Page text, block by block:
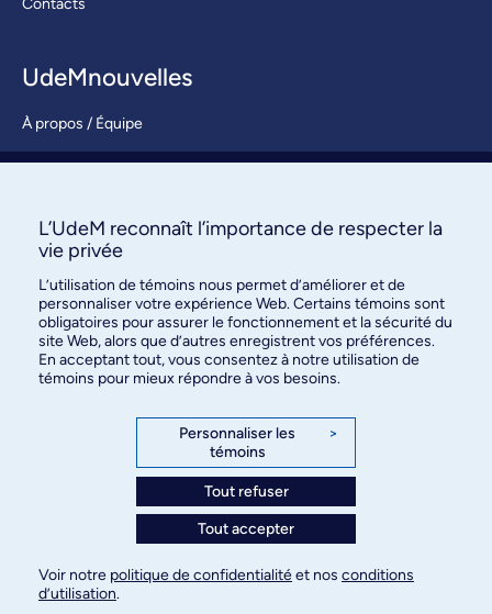
Contacts
UdeMnouvelles
À propos / Équipe
S’abonner
des relations publiques
3744, rue Jean-Brillant, bureau 490
Montréal (Québec) H3T 1P1
Paramètres des témoins
© Université de Montréal, 2026. Tous droits
L’UdeM reconnaît l’importance de respecter la
vie privée
L’utilisation de témoins nous permet d’améliorer et de
personnaliser votre expérience Web. Certains témoins sont
obligatoires pour assurer le fonctionnement et la sécurité du
site Web, alors que d’autres enregistrent vos préférences.
En acceptant tout, vous consentez à notre utilisation de
témoins pour mieux répondre à vos besoins.
Personnaliser les
témoins
>
Tout refuser
Tout accepter
Voir notre politique de confidentialitéet nos conditions
d’utilisation.